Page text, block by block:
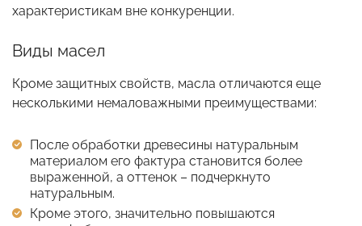
характеристикам вне конкуренции.
Виды масел
Кроме защитных свойств, масла отличаются еще
несколькими немаловажными преимуществами:
После обработки древесины натуральным
материалом его фактура становится более
выраженной, а оттенок – подчеркнуто
натуральным.
Кроме этого, значительно повышаются